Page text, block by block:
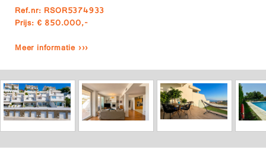
Ref.nr: RSOR5374933
Prijs: € 850.000,-
Meer informatie ›››